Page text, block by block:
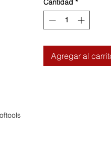
Cantidad *
Agregar al